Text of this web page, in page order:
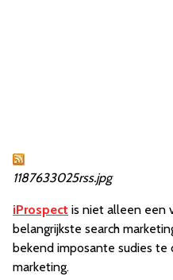
1187633025rss.jpg
iProspect is niet alleen een
belangrijkste search
bekend imposante sudies te
marketing.